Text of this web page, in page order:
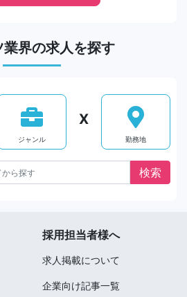
業界の求人を探す
ジャンル
X
勤務地
採用担当者様へ
求人掲載について
企業向け記事一覧